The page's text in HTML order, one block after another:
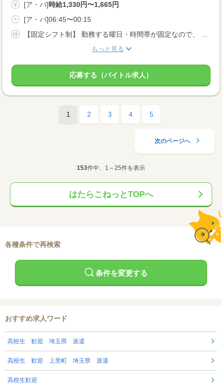
[ア・パ]時給1,330円〜1,665円
[ア・パ]06:45〜00:15
【固定シフト制】 勤務する曜日・時間帯が固定なので、 プライベートの計画も立てやすいです！
もっと見る
応募する（バイトル求人）
1 2 3 4 5
次のページへ
153件中、1～25件を表示
はたらこねっとTOPへ
各種条件で再検索
条件を変更する
おすすめ求人ワード
高校生 歓迎 埼玉県 派遣
高校生 歓迎 上里町 埼玉県 派遣
高校生歓迎